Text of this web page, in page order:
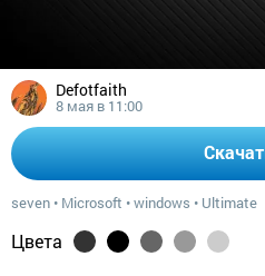
Defotfaith
8 мая в 11:00
seven • Microsoft •windows • Ultimate
Цвета